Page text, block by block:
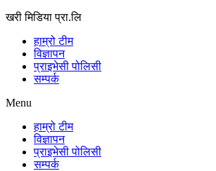
खरी मिडिया प्रा.लि
हाम्रो टीम
विज्ञापन
प्राइभेसी पोलिसी
सम्पर्क
Menu
हाम्रो टीम
विज्ञापन
प्राइभेसी पोलिसी
सम्पर्क